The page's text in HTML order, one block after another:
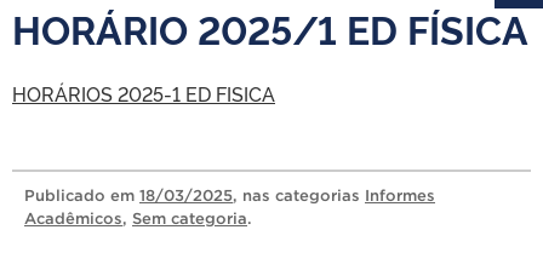
HORÁRIO 2025/1 ED FÍSICA
HORÁRIOS 2025-1 ED FISICA
Publicado em 18/03/2025, nas categorias Informes
Acadêmicos, Sem categoria.